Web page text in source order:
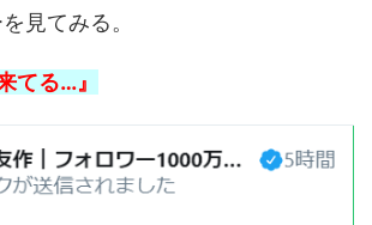
見てみる。
てる…』